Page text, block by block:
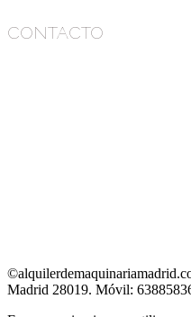
CONTACTO
Madrid 28019. Móvil: